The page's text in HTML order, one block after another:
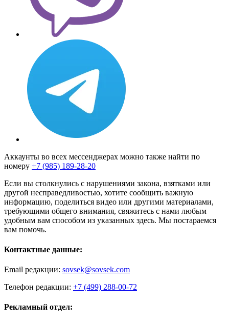
Аккаунты во всех мессенджерах можно также найти по
номеру +7 (985) 189-28-20
Если вы столкнулись с нарушениями закона, взятками или
другой несправедливостью, хотите сообщить важную
информацию, поделиться видео или другими материалами,
требующими общего внимания, свяжитесь с нами любым
удобным вам способом из указанных здесь. Мы постараемся
вам помочь.
Контактные данные:
Email редакции: sovsek@sovsek.com
Телефон редакции: +7 (499) 288-00-72
Рекламный отдел: